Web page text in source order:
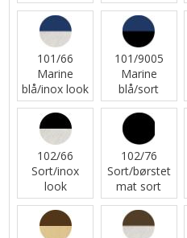
101/66
Marine
blå/inox look
101/9005
Marine
blå/sort
102/66
Sort/inox
look
102/76
Sort/børstet
mat sort